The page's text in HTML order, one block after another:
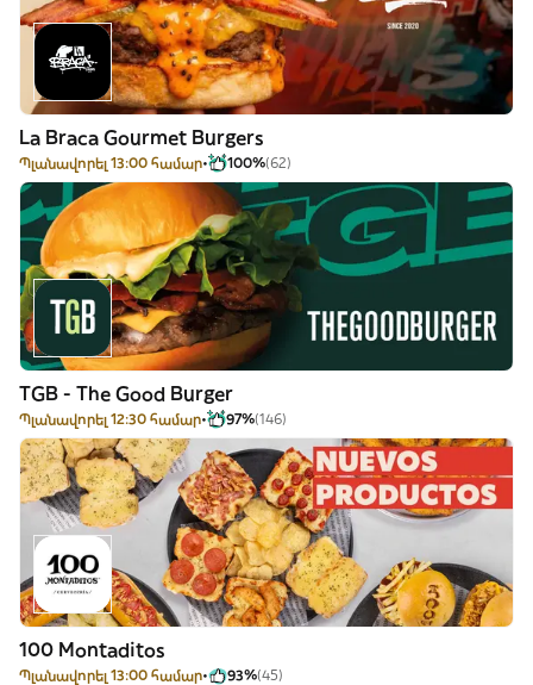
La Braca Gourmet Burgers
Պլանավորել 13:00 համար 100%(62)
TGB - The Good Burger
Պլանավորել 12:30 համար 97%(146)
100 Montaditos
Պլանավորել 13:00 համար 93%(45)